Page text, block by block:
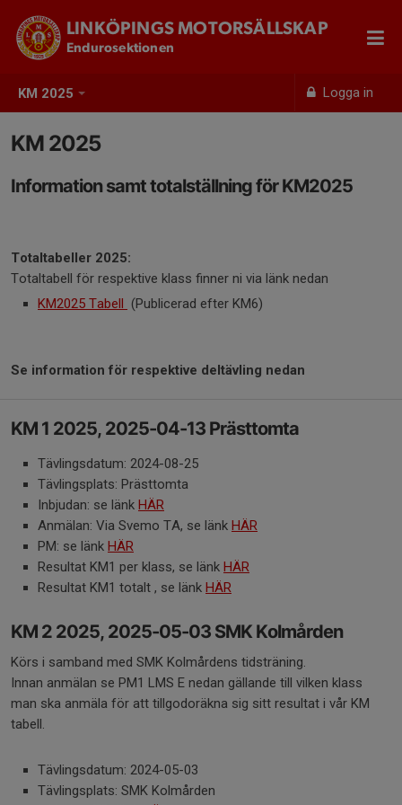
KM 2025 Logga in
LINKÖPINGS MOTORSÄLLSKAP
Endurosektionen
KM 2025
Information samt totalställning för KM2025
Totaltabeller 2025:
Totaltabell för respektive klass finner ni via länk nedan
KM2025 Tabell (Publicerad efter KM6)
Se information för respektive deltävling nedan
KM 1 2025, 2025-04-13 Prästtomta
Tävlingsdatum: 2024-08-25
Tävlingsplats: Prästtomta
Inbjudan: se länk HÄR
Anmälan: Via Svemo TA, se länk HÄR
PM: se länk HÄR
Resultat KM1 per klass, se länk HÄR
Resultat KM1 totalt , se länk HÄR
KM 2 2025, 2025-05-03 SMK Kolmården
Körs i samband med SMK Kolmårdens tidsträning.
Innan anmälan se PM1 LMS E nedan gällande till vilken klass
man ska anmäla för att tillgodoräkna sig sitt resultat i vår KM
tabell.
Tävlingsdatum: 2024-05-03
Tävlingsplats: SMK Kolmården